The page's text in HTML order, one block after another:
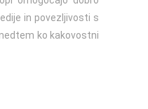
in povezljivosti s
ko kakovostni